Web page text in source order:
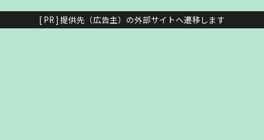
[ PR ] 提供先（広告主）の外部サイトへ遷移します